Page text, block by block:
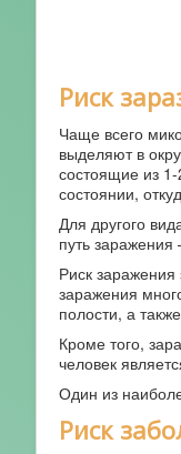
Риск
Чаще всего
выделяют в
состоящие из
состоянии,
Для другого
путь
Риск заражения
заражения
полости, а
Кроме того,
человек
Один из
Риск